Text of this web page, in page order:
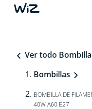
Ver todo
Bombillas
BOMBILLA DE
40W A60 E27